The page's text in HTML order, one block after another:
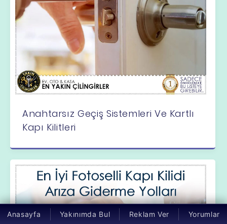
Anahtarsız Geçiş Sistemleri Ve Kartlı
Kapı Kilitleri
Anasayfa Yakınımda Bul Reklam Ver Yorumlar